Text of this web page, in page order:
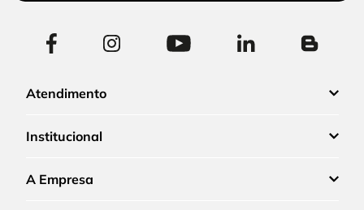
Atendimento
Institucional
A Empresa